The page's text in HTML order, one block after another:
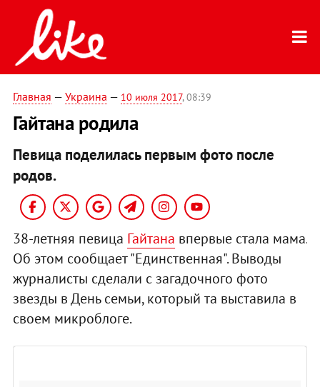
Главная — Украина — 10 июля 2017, 08:39
Гайтана родила
Певица поделилась первым фото после
родов.
38-летняя певица Гайтана впервые стала мама.
Об этом сообщает "Единственная". Выводы
журналисты сделали с загадочного фото
звезды в День семьи, который та выставила в
своем микроблоге.